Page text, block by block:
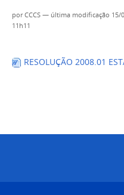
porCCCS — última modificação 15/
11h11
RESOLUÇÃO 2008.01